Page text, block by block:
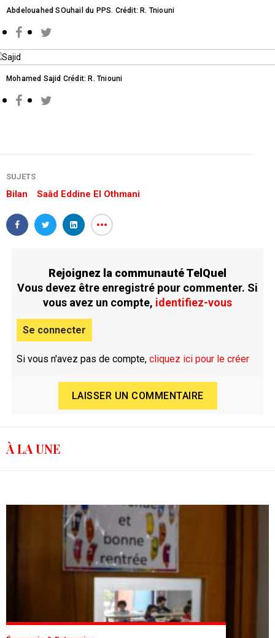
Abdelouahed SOuhail du PPS. Crédit: R. Tniouni
Mohamed Sajid Crédit: R. Tniouni
SUJETS
Bilan Saâd Eddine El Othmani
Rejoignez la communauté TelQuel
Vous devez être enregistré pour commenter. Si
vous avez un compte, identifiez-vous
Se connecter
Si vous n'avez pas de compte, cliquez ici pour le créer
LAISSER UN COMMENTAIRE
À LA UNE